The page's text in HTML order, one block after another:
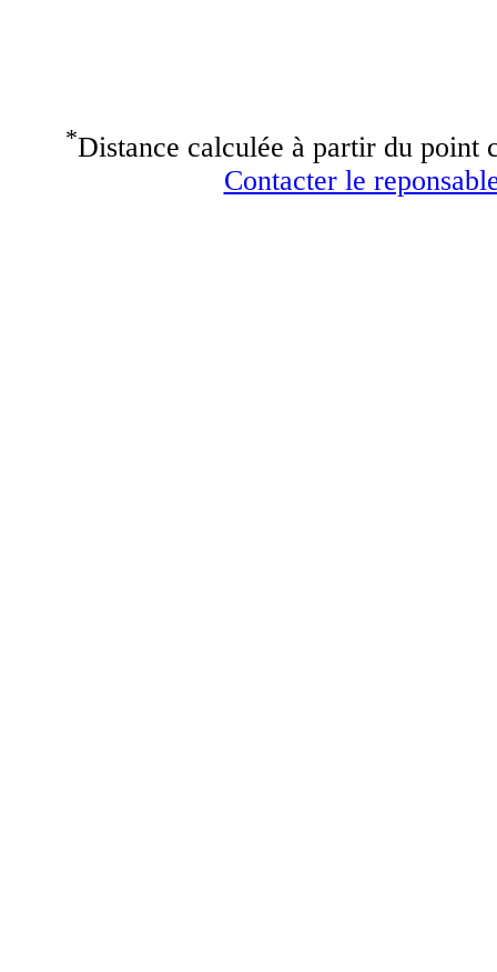
*Distance calculée à partir du point
Contacter le